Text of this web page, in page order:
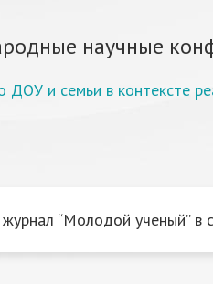
научные
ДОУ и семьи в контексте
“Молодой ученый” в